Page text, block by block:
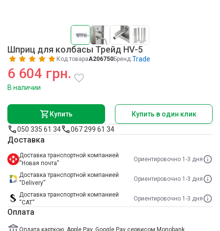
Шприц для колбасы Трейд HV-5
Код товараA206750Бренд:Trade
6 604 грн.
В наличии
Купить
Купить в один клик
050 335 61 34
067 299 61 34
Доставка
Доставка транспортной компанией
“Новая почта”
Ориентировочно 1-3 дня
Доставка транспортной компанией
“Delivery”
Ориентировочно 1-3 дня
Доставка транспортной компанией
“САТ”
Ориентировочно 1-3 дня
Оплата
Оплата карткою, Apple Pay, Google Pay сервисом Monobank